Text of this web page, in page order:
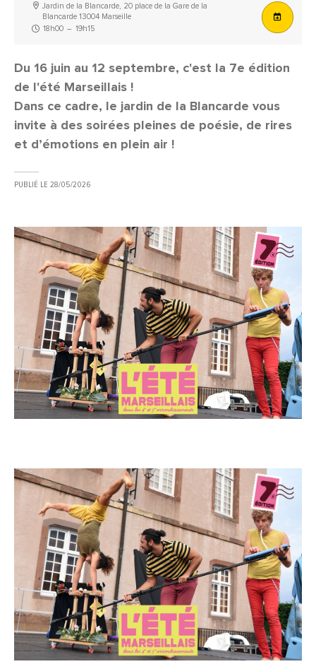
Jardin de la Blancarde, 20 place de la Gare de la
Blancarde 13004 Marseille
18h00 – 19h15
Du 16 juin au 12 septembre, c'est la 7e édition
de l'été Marseillais !
Dans ce cadre, le jardin de la Blancarde vous
invite à des soirées pleines de poésie, de rires
et d’émotions en plein air !
PUBLIÉ LE 28/05/2026